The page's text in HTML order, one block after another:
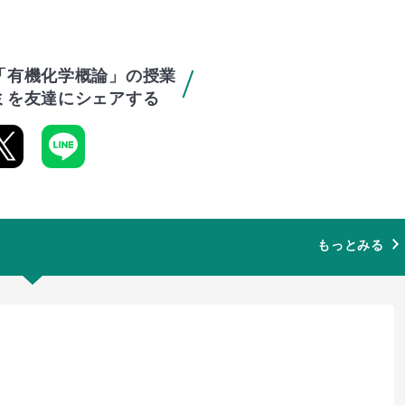
有機化学概論」の授業
を友達にシェアする
もっとみる